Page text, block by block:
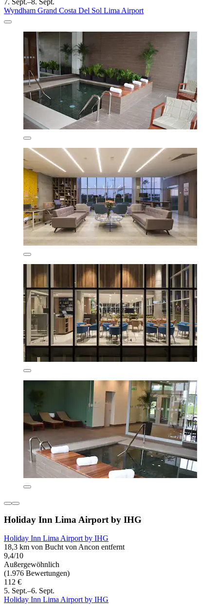
Wyndham Grand Costa Del Sol Lima Airport
Holiday Inn Lima Airport by IHG
Holiday Inn Lima Airport by IHG
18,3 km von Bucht von Ancon entfernt
9,4/10
Außergewöhnlich
(1.976 Bewertungen)
112 €
5. Sept.–6. Sept.
Holiday Inn Lima Airport by IHG